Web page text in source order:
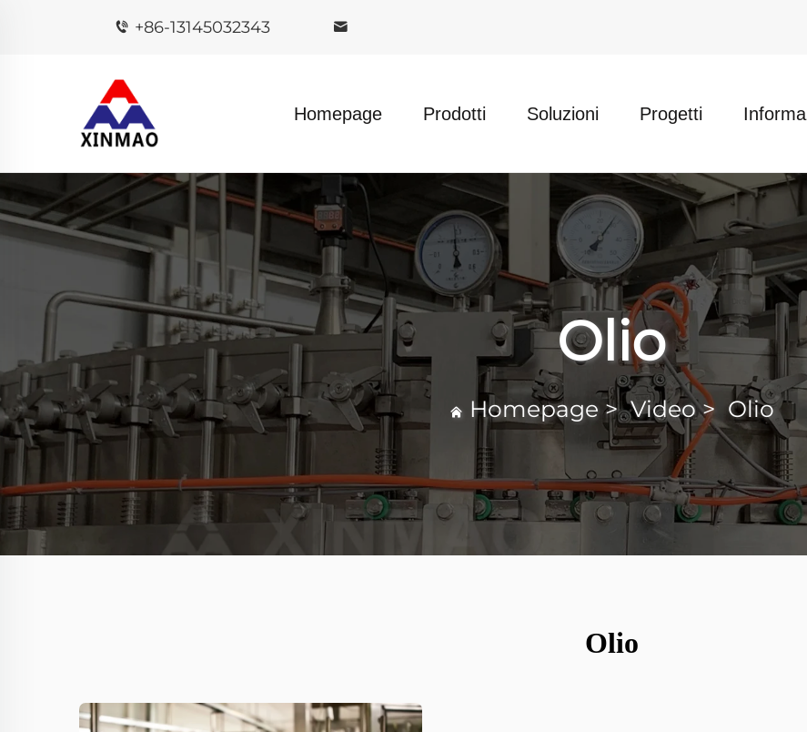
+86-13145032343
Homepage Prodotti Soluzioni Progetti
Olio
Homepage >Video>Olio
Olio